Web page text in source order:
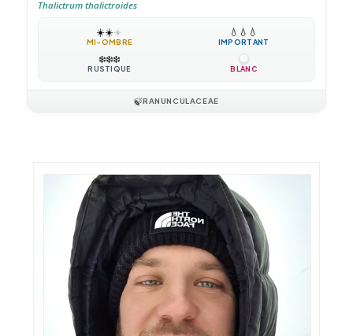
Thalictrum thalictroides
☀️☀️☀️
MI-OMBRE
💧 💧 💧
IMPORTANT
❄️❄️❄️
RUSTIQUE BLANC
🍃RANUNCULACEAE